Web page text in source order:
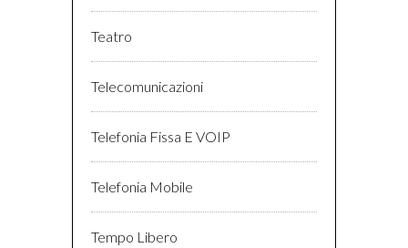
Teatro
Telecomunicazioni
Telefonia Fissa E VOIP
Telefonia Mobile
Tempo Libero